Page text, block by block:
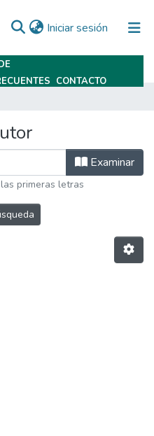
Iniciar sesión (current)
CONTACTO
Examinar
primeras letras